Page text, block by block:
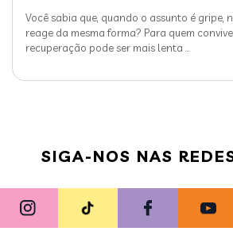
Você sabia que, quando o assunto é gripe,
reage da mesma forma? Para quem
recuperação pode ser mais lenta …
SIGA-NOS NAS